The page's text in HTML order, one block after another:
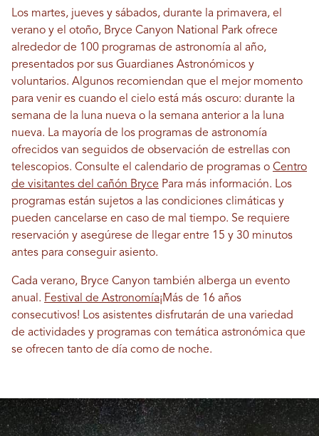
Los martes, jueves y sábados, durante la primavera, el
verano y el otoño, Bryce Canyon National Park ofrece
alrededor de 100 programas de astronomía al año,
presentados por sus Guardianes Astronómicos y
voluntarios. Algunos recomiendan que el mejor momento
para venir es cuando el cielo está más oscuro: durante la
semana de la luna nueva o la semana anterior a la luna
nueva. La mayoría de los programas de astronomía
ofrecidos van seguidos de observación de estrellas con
telescopios. Consulte el calendario de programas o Centro
de visitantes del cañón Bryce Para más información. Los
programas están sujetos a las condiciones climáticas y
pueden cancelarse en caso de mal tiempo. Se requiere
reservación y asegúrese de llegar entre 15 y 30 minutos
antes para conseguir asiento.
Cada verano, Bryce Canyon también alberga un evento
anual. Festival de Astronomía¡Más de 16 años
consecutivos! Los asistentes disfrutarán de una variedad
de actividades y programas con temática astronómica que
se ofrecen tanto de día como de noche.